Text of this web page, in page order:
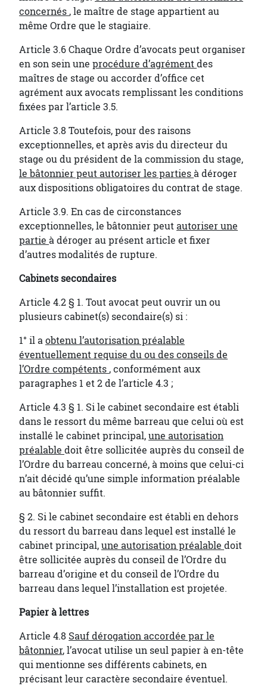
concernés, le maître de stage appartient au
même Ordre que le stagiaire.
Article 3.6 Chaque Ordre d’avocats peut organiser
en son sein une procédure d’agrémentdes
maîtres de stage ou accorder d’office cet
agrément aux avocats remplissant les conditions
fixées par l’article 3.5.
Article 3.8 Toutefois, pour des raisons
exceptionnelles, et après avis du directeur du
stage ou du président de la commission du stage,
le bâtonnier peut autoriser les partiesà déroger
aux dispositions obligatoires du contrat de stage.
Article 3.9. En cas de circonstances
exceptionnelles, le bâtonnier peutautoriser une
partie à déroger au présent article et fixer
d’autres modalités de rupture.
Cabinets secondaires
Article 4.2 § 1. Tout avocat peut ouvrir un ou
plusieurs cabinet(s) secondaire(s) si :
1° il aobtenu l’autorisation préalable
éventuellement requise du ou des conseils de
l’Ordre compétents, conformément aux
paragraphes 1 et 2 de l’article 4.3 ;
Article 4.3 § 1. Si le cabinet secondaire est établi
dans le ressort du même barreau que celui où est
installé le cabinet principal,une autorisation
préalable doit être sollicitée auprès du conseil de
l’Ordre du barreau concerné, à moins que celui-ci
n’ait décidé qu’une simple information préalable
au bâtonnier suffit.
§ 2. Si le cabinet secondaire est établi en dehors
du ressort du barreau dans lequel est installé le
cabinet principal,une autorisation préalable doit
être sollicitée auprès du conseil de l’Ordre du
barreau d’origine et du conseil de l’Ordre du
barreau dans lequel l’installation est projetée.
Papier à lettres
Article 4.8 Sauf dérogation accordée par le
bâtonnier, l’avocat utilise un seul papier à en-tête
qui mentionne ses différents cabinets, en
précisant leur caractère secondaire éventuel.